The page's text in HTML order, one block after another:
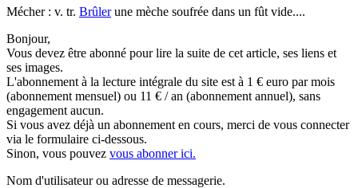
Mécher : v. tr. Brûlerune mèche soufrée dans un fût vide....
Bonjour,
Vous devez être abonné pour lire la suite de cet article, ses liens et
ses images.
L'abonnement à la lecture intégrale du site est à 1 € euro par mois
(abonnement mensuel) ou 11 € / an (abonnement annuel), sans
engagement aucun.
Si vous avez déjà un abonnement en cours, merci de vous connecter
via le formulaire ci-dessous.
Sinon, vous pouvez vous abonner ici.
Nom d'utilisateur ou adresse de messagerie.